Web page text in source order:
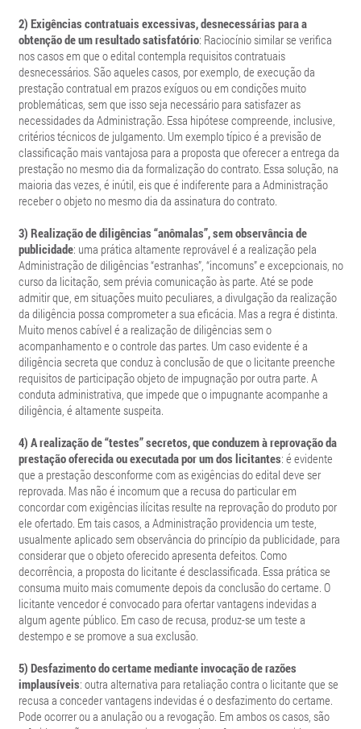
2) Exigências contratuais excessivas, desnecessárias para a
obtenção de um resultado satisfatório: Raciocínio similar se verifica
nos casos em que o edital contempla requisitos contratuais
desnecessários. São aqueles casos, por exemplo, de execução da
prestação contratual em prazos exíguos ou em condições muito
problemáticas, sem que isso seja necessário para satisfazer as
necessidades da Administração. Essa hipótese compreende, inclusive,
critérios técnicos de julgamento. Um exemplo típico é a previsão de
classificação mais vantajosa para a proposta que oferecer a entrega da
prestação no mesmo dia da formalização do contrato. Essa solução, na
maioria das vezes, é inútil, eis que é indiferente para a Administração
receber o objeto no mesmo dia da assinatura do contrato.
3) Realização de diligências “anômalas”, sem observância de
publicidade: uma prática altamente reprovável é a realização pela
Administração de diligências “estranhas”, “incomuns” e excepcionais, no
curso da licitação, sem prévia comunicação às parte. Até se pode
admitir que, em situações muito peculiares, a divulgação da realização
da diligência possa comprometer a sua eficácia. Mas a regra é distinta.
Muito menos cabível é a realização de diligências sem o
acompanhamento e o controle das partes. Um caso evidente é a
diligência secreta que conduz à conclusão de que o licitante preenche
requisitos de participação objeto de impugnação por outra parte. A
conduta administrativa, que impede que o impugnante acompanhe a
diligência, é altamente suspeita.
4) A realização de “testes” secretos, que conduzem à reprovação da
prestação oferecida ou executada por um dos licitantes: é evidente
que a prestação desconforme com as exigências do edital deve ser
reprovada. Mas não é incomum que a recusa do particular em
concordar com exigências ilícitas resulte na reprovação do produto por
ele ofertado. Em tais casos, a Administração providencia um teste,
usualmente aplicado sem observância do princípio da publicidade, para
considerar que o objeto oferecido apresenta defeitos. Como
decorrência, a proposta do licitante é desclassificada. Essa prática se
consuma muito mais comumente depois da conclusão do certame. O
licitante vencedor é convocado para ofertar vantagens indevidas a
algum agente público. Em caso de recusa, produz-se um teste a
destempo e se promove a sua exclusão.
5) Desfazimento do certame mediante invocação de razões
implausíveis: outra alternativa para retaliação contra o licitante que se
recusa a conceder vantagens indevidas é o desfazimento do certame.
Pode ocorrer ou a anulação ou a revogação. Em ambos os casos, são